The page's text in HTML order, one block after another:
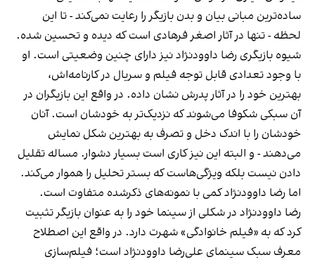
ساده‌ترین مبانی بیان و بدن بازیگر را رعایت نمی‌کند - تا این
لحظه - تنها در آثار اصغر فرهادی است که دیده و تحسین شده.
شیوه بازیگری رضا داوودنژاد نیز دارای چنین وضعیتی است. او
با وجود تعدادی قابل توجه فیلم و سریال در کارنامه‌اش،
بهترین خود را در آثار پدرش نشان داده. در واقع این بازیگران در
آن سبکی شکوفا می‌شوند که نزدیک‌تر به خودشان است. آنان
خودشان را با اندک دخل و تصرف به بهترین شکل نمایش
می‌دهند - و البته این نیز کاری است بسیار دشوار. مساله تقلیل
دادن نیست بلکه ویژگی‌هاست که بستر تحلیل را هموار می‌کند.
اما رضا داوودنژاد کمی با نمونه‌های ذکرشده متفاوت است.
رضا داوودنژاد در شکلی از سینما خود را به عنوان بازیگر تثبیت
کرد که به «فیلم خانوادگی» شهرت دارد. در واقع این اصطلاح
معرف سبک سینمای علی‌رضا داوودنژاد است؛ فیلم‌سازی